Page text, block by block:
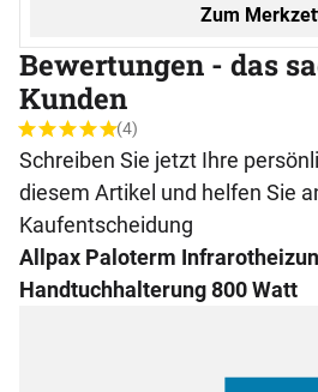
Zum
Bewertungen - das
Kunden
Bewertung: 5 von 5 (4 Bewertungen)
4 Bewertungen
(4)
Schreiben Sie jetzt Ihre
diesem Artikel und helfen Sie
Kaufentscheidung
Allpax Paloterm
Handtuchhalterung 800 Watt